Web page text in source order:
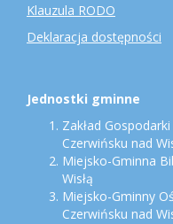
Klauzula RODO
Deklaracja dostępności
Jednostki gminne
Zakład
Czerwińsku nad
Miejsko-Gminna
Wisłą
Miejsko-Gminny
Czerwińsku nad